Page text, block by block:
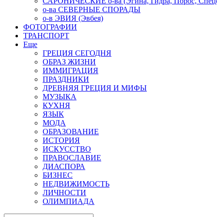
о-ва СЕВЕРНЫЕ СПОРАДЫ
о-в ЭВИЯ (Эвбея)
ФОТОГРАФИИ
ТРАНСПОРТ
Еще
ГРЕЦИЯ СЕГОДНЯ
ОБРАЗ ЖИЗНИ
ИММИГРАЦИЯ
ПРАЗДНИКИ
ДРЕВНЯЯ ГРЕЦИЯ И МИФЫ
МУЗЫКА
КУХНЯ
ЯЗЫК
МОДА
ОБРАЗОВАНИЕ
ИСТОРИЯ
ИСКУССТВО
ПРАВОСЛАВИЕ
ДИАСПОРА
БИЗНЕС
НЕДВИЖИМОСТЬ
ЛИЧНОСТИ
ОЛИМПИАДА